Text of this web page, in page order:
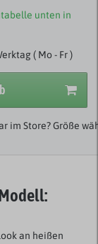
unten in
( Mo - Fr )
im Store? Größe
an heißen